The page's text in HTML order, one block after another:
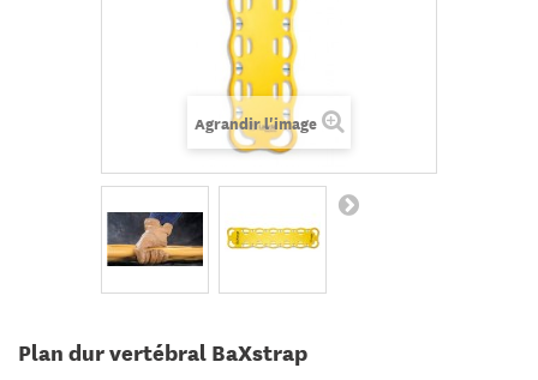
Agrandir l'image
Plan dur vertébral BaXstrap